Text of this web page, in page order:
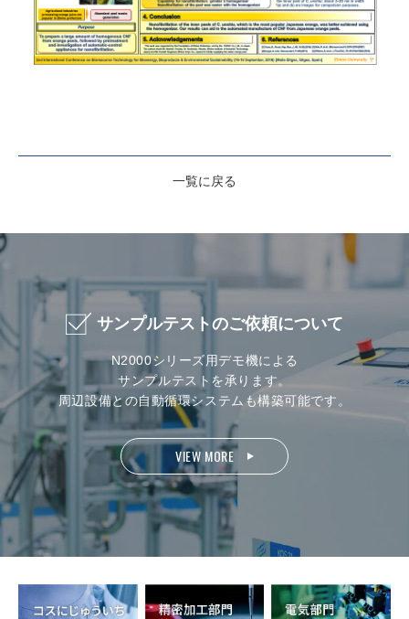
一覧に戻る
サンプルテストのご依頼について
N2000シリーズ用デモ機による
サンプルテストを承ります。
周辺設備との自動循環システムも構築可能です。
VIEW MORE